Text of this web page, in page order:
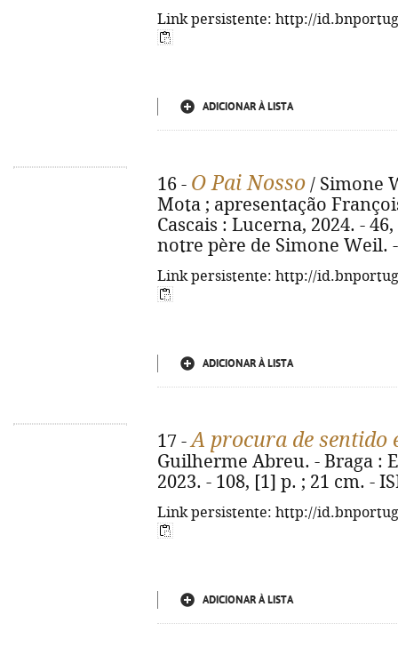
Link persistente: http://
ADICIONAR À LISTA
16 - O Pai Nosso / Simone
Mota ; apresentação
Cascais : Lucerna, 2024. -
notre père de Simone Weil. -
Link persistente: http://
ADICIONAR À LISTA
17 -A procura de sentido
Guilherme Abreu. - Braga :
2023. - 108, [1] p. ; 21 cm. -
Link persistente: http://
ADICIONAR À LISTA